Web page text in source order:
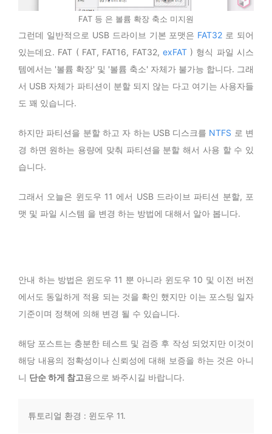
FAT 등 은 볼륨 확장 축소 미지원
그런데 일반적으로 USB 드라이브 기본 포맷은 FAT32 로 되어
있는데요. FAT ( FAT, FAT16, FAT32, exFAT) 형식 파일 시스
템에서는 '볼륨 확장' 및 '볼륨 축소' 자체가 불가능 합니다. 그래
서 USB 자체가 파티션이 분할 되지 않는 다고 여기는 사용자들
도 꽤 있습니다.
하지만 파티션을 분할 하고 자 하는 USB 디스크를 NTFS 로 변
경 하면 원하는 용량에 맞춰 파티션을 분할 해서 사용 할 수 있
습니다.
그래서 오늘은 윈도우 11 에서 USB 드라이브 파티션 분할, 포
맷 및 파일 시스템 을 변경 하는 방법에 대해서 알아 봅니다.
안내 하는 방법은 윈도우 11 뿐 아니라 윈도우 10 및 이전 버전
에서도 동일하게 적용 되는 것을 확인 했지만 이는 포스팅 일자
기준이며 정책에 의해 변경 될 수 있습니다.
해당 포스트는 충분한 테스트 및 검증 후 작성 되었지만 이것이
해당 내용의 정확성이나 신뢰성에 대해 보증을 하는 것은 아니
니 단순 하게 참고용으로 봐주시길 바랍니다.
튜토리얼 환경 : 윈도우 11.